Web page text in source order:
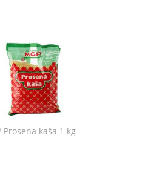
Prosena kaša 1 kg